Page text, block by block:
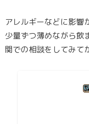
アレルギーなどに影響
少量ずつ薄めながら飲
関での相談をしてみて